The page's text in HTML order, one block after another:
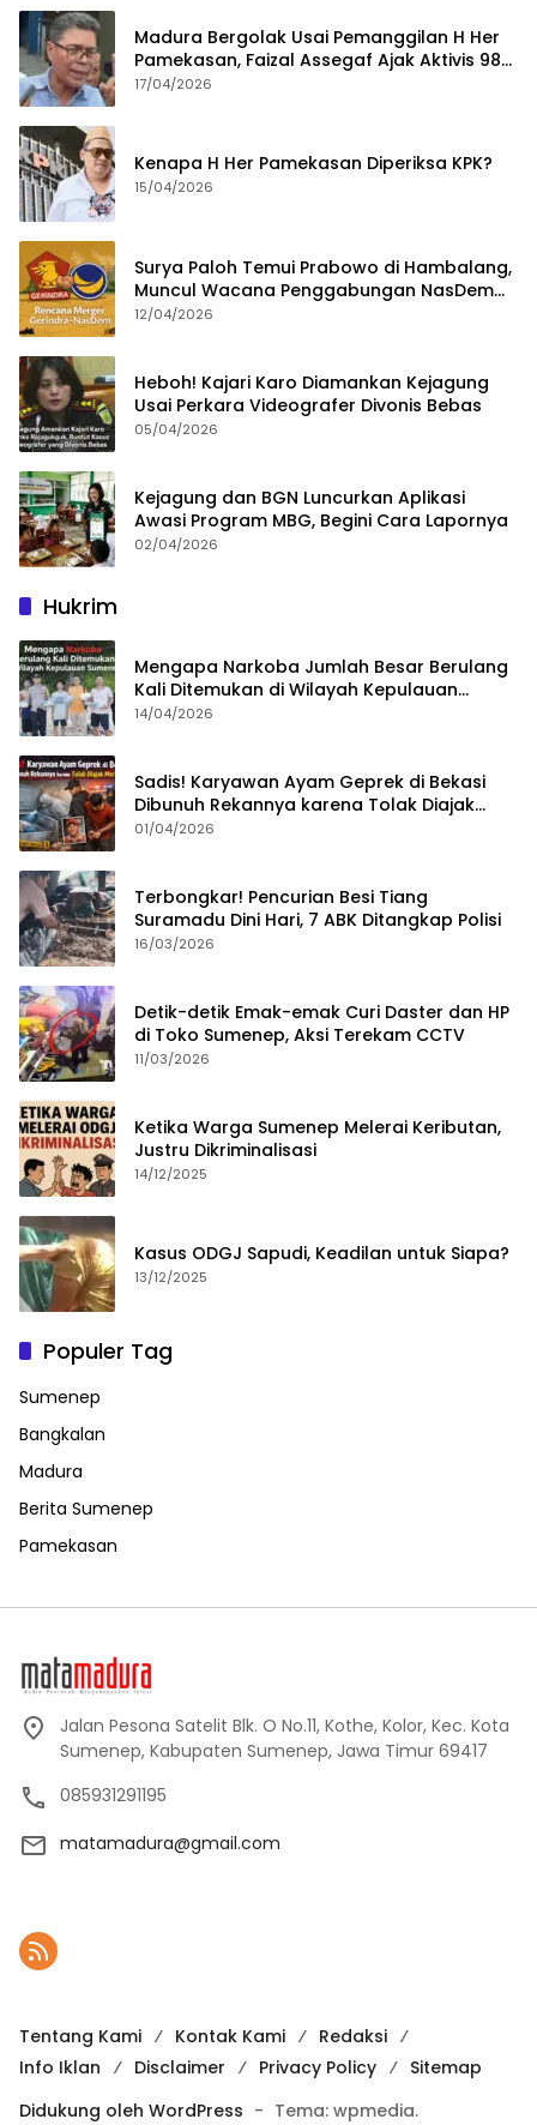
Madura Bergolak Usai Pemanggilan H Her
Pamekasan, Faizal Assegaf Ajak Aktivis 98
Bongkar Permainan KPK
17/04/2026
Kenapa H Her Pamekasan Diperiksa KPK?
15/04/2026
Surya Paloh Temui Prabowo di Hambalang,
Muncul Wacana Penggabungan NasDem
dan Gerindra
12/04/2026
Heboh! Kajari Karo Diamankan Kejagung
Usai Perkara Videografer Divonis Bebas
05/04/2026
Kejagung dan BGN Luncurkan Aplikasi
Awasi Program MBG, Begini Cara Lapornya
02/04/2026
Hukrim
Mengapa Narkoba Jumlah Besar Berulang
Kali Ditemukan di Wilayah Kepulauan
Sumenep?
14/04/2026
Sadis! Karyawan Ayam Geprek di Bekasi
Dibunuh Rekannya karena Tolak Diajak
Merampok Majikan
01/04/2026
Terbongkar! Pencurian Besi Tiang
Suramadu Dini Hari, 7 ABK Ditangkap Polisi
16/03/2026
Detik-detik Emak-emak Curi Daster dan HP
di Toko Sumenep, Aksi Terekam CCTV
11/03/2026
Ketika Warga Sumenep Melerai Keributan,
Justru Dikriminalisasi
14/12/2025
Kasus ODGJ Sapudi, Keadilan untuk Siapa?
13/12/2025
Populer Tag
Sumenep
Bangkalan
Madura
Berita Sumenep
Pamekasan
Jalan Pesona Satelit Blk. O No.11, Kothe, Kolor, Kec. Kota
Sumenep, Kabupaten Sumenep, Jawa Timur 69417
085931291195
matamadura@gmail.com
Tentang Kami Kontak Kami
Redaksi
Info Iklan
Disclaimer Privacy Policy
Sitemap
Didukung oleh WordPress - Tema: wpmedia.